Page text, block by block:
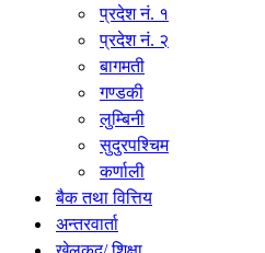
प्रदेश नं. १
प्रदेश नं. २
बागमती
गण्डकी
लुम्बिनी
सुदुरपश्चिम
कर्णाली
बैक तथा वित्तिय
अन्तरवार्ता